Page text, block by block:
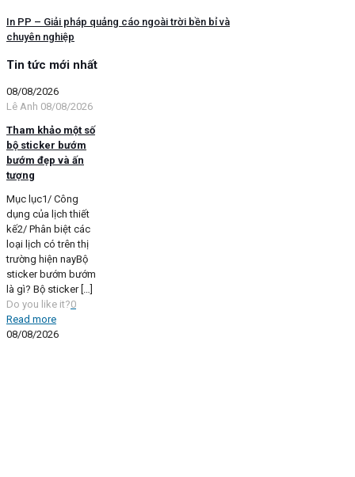
In PP – Giải pháp quảng cáo ngoài trời bền bỉ và
chuyên nghiệp
Tin tức mới nhất
08/08/2026
Lê Anh 08/08/2026
Tham khảo một số
bộ sticker bướm
bướm đẹp và ấn
tượng
Mục lục1/ Công
dụng của lịch thiết
kế2/ Phân biệt các
loại lịch có trên thị
trường hiện nayBộ
sticker bướm bướm
là gì? Bộ sticker[…]
Do you like it?0
Read more
08/08/2026